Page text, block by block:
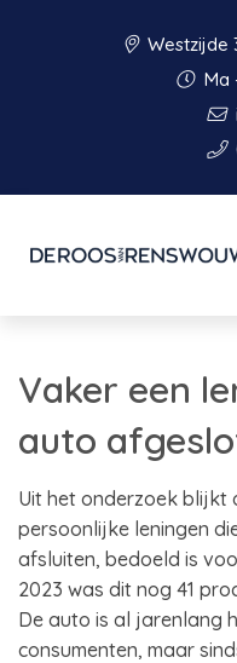
Westzijde
Ma
Vaker een
auto
Uit het onderzoek blijkt
persoonlijke leningen
afsluiten, bedoeld is
2023 was dit nog 41
De auto is al jarenlang
consumenten, maar